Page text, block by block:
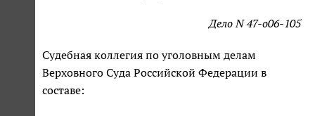
Дело N 47-о06-105
Судебная коллегия по уголовным делам
Верховного Суда Российской Федерации в
составе: